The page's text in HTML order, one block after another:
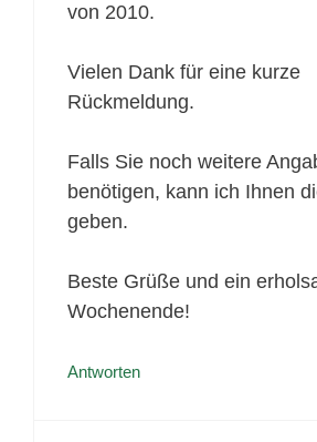
von 2010.
Vielen Dank für eine kurze
Rückmeldung.
Falls Sie noch weitere
benötigen, kann ich Ihnen
geben.
Beste Grüße und ein
Wochenende!
Antworten